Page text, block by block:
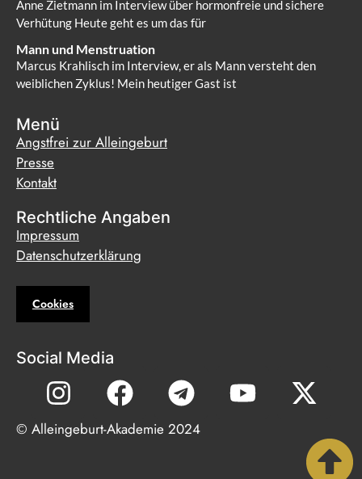
Anne Zietmann im Interview über hormonfreie und sichere
Verhütung Heute geht es um das für
Mann und Menstruation
Marcus Krahlisch im Interview, er als Mann versteht den
weiblichen Zyklus! Mein heutiger Gast ist
Menü
Angstfrei zur Alleingeburt
Presse
Kontakt
Rechtliche Angaben
Impressum
Datenschutzerklärung
Cookies
Social Media
© Alleingeburt-Akademie 2024